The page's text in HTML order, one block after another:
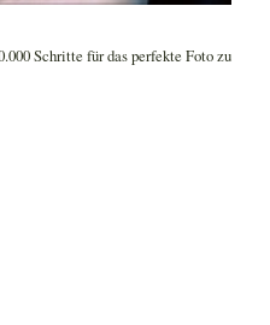
Schritte für das perfekte Foto zu